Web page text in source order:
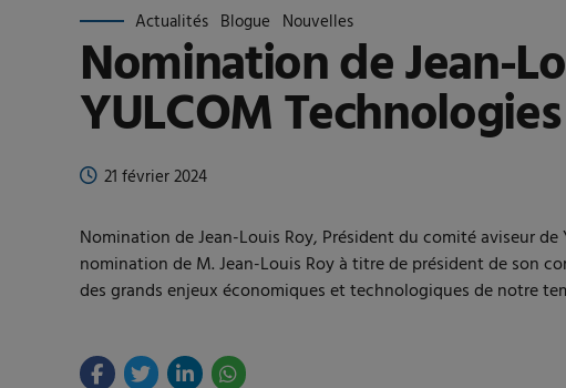
Actualités Blogue Nouvelles
Nomination de Jean-
YULCOM Technologies
21 février 2024
Nomination de Jean-Louis Roy, Président du comité aviseur
nomination de M. Jean-Louis Roy à titre de président de son
des grands enjeux économiques et technologiques de notre